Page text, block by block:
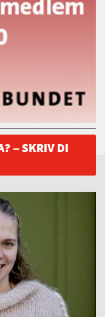
– SKRIV DI